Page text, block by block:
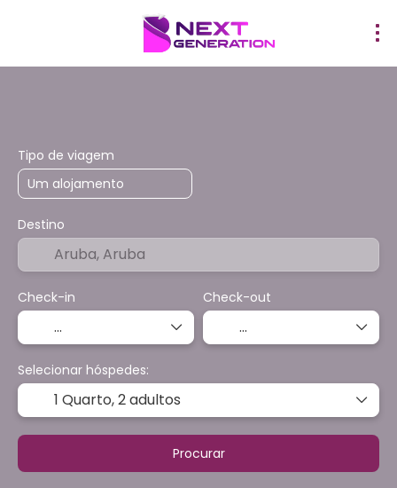
Tipo de viagem
Destino
Check-in Check-out
Selecionar hóspedes:
1 Quarto,2 adultos
Procurar